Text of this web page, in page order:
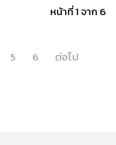
หน้าที่ 1 จาก 6
5 6
ต่อไป